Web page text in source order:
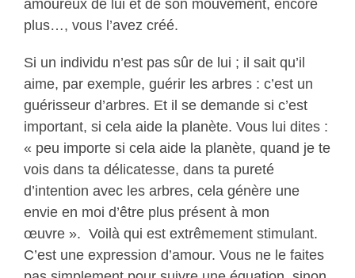
amoureux de lui et de son mouvement, encore
plus…, vous l’avez créé.
Si un individu n’est pas sûr de lui ; il sait qu’il
aime, par exemple, guérir les arbres : c’est un
guérisseur d’arbres. Et il se demande si c’est
important, si cela aide la planète. Vous lui dites :
« peu importe si cela aide la planète, quand je te
vois dans ta délicatesse, dans ta pureté
d’intention avec les arbres, cela génère une
envie en moi d’être plus présent à mon
œuvre ». Voilà qui est extrêmement stimulant.
C’est une expression d’amour. Vous ne le faites